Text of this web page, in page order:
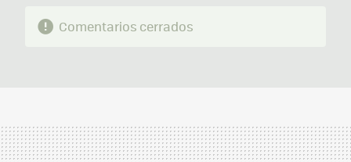
Comentarios cerrados